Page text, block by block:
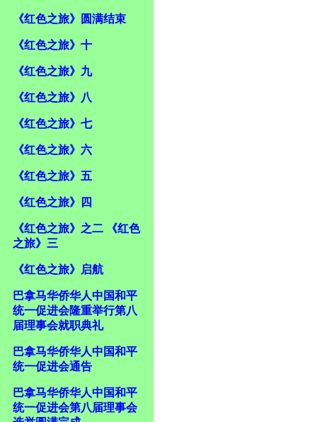
《红色之旅》圆满结束
《红色之旅》十
《红色之旅》九
《红色之旅》八
《红色之旅》七
《红色之旅》六
《红色之旅》五
《红色之旅》四
《红色之旅》之二 《红色
之旅》三
《红色之旅》启航
巴拿马华侨华人中国和平
统一促进会隆重举行第八
届理事会就职典礼
巴拿马华侨华人中国和平
统一促进会通告
巴拿马华侨华人中国和平
统一促进会第八届理事会